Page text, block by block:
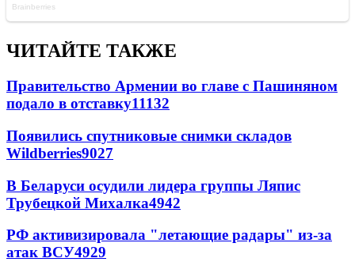
ЧИТАЙТЕ ТАКЖЕ
Правительство Армении во главе с Пашиняном
подало в отставку11132
Появились спутниковые снимки складов
Wildberries9027
В Беларуси осудили лидера группы Ляпис
Трубецкой Михалка4942
РФ активизировала "летающие радары" из-за
атак ВСУ4929